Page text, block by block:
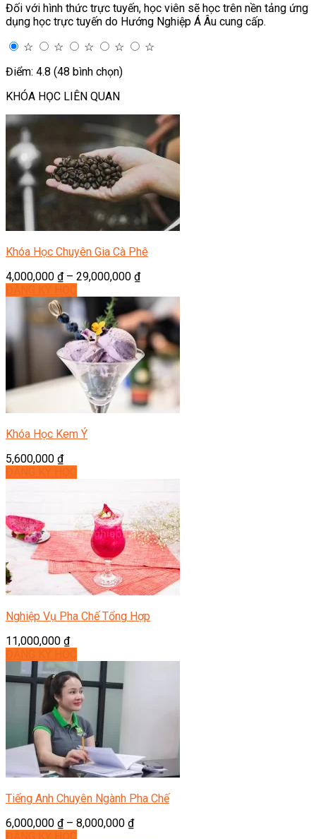
Đối với hình thức trực tuyến, học viên sẽ học trên nền tảng ứng
dụng học trực tuyến do Hướng Nghiệp Á Âu cung cấp.
☆
☆ ☆ ☆
☆
Điểm: 4.8 (48 bình chọn)
KHÓA HỌC LIÊN QUAN
Khóa Học Chuyên Gia Cà Phê
4,000,000 ₫– 29,000,000 ₫
Khóa Học Kem Ý
5,600,000 ₫
Nghiệp Vụ Pha Chế Tổng Hợp
11,000,000 ₫
Tiếng Anh Chuyên Ngành Pha Chế
6,000,000 ₫– 8,000,000 ₫